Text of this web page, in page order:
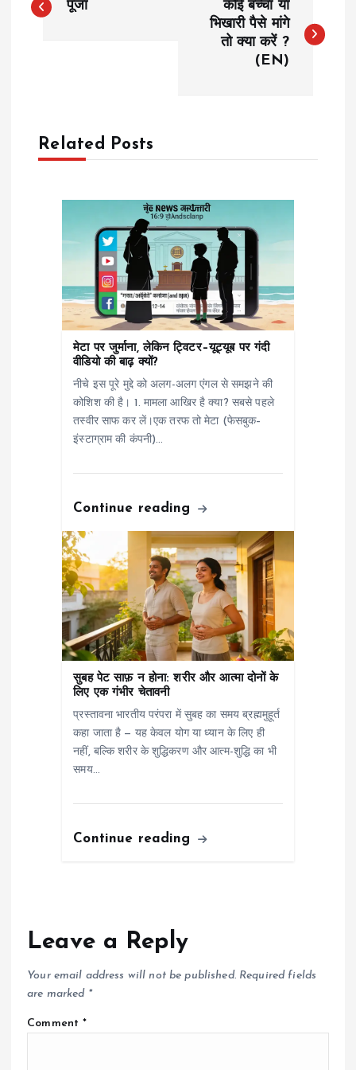
n
पूजा
कोई बच्चा या
भिखारी पैसे मांगे
तो क्या करें ?
(EN)
Related Posts
मेटा पर जुर्माना, लेकिन ट्विटर–यूट्यूब पर गंदी
वीडियो की बाढ़ क्यों?
नीचे इस पूरे मुद्दे को अलग-अलग एंगल से समझने की
कोशिश की है। 1. मामला आखिर है क्या? सबसे पहले
तस्वीर साफ कर लें।एक तरफ तो मेटा (फेसबुक–
इंस्टाग्राम की कंपनी)…
Continue reading
सुबह पेट साफ़ न होना: शरीर और आत्मा दोनों के
लिए एक गंभीर चेतावनी
प्रस्तावना भारतीय परंपरा में सुबह का समय ब्रह्ममुहूर्त
कहा जाता है — यह केवल योग या ध्यान के लिए ही
नहीं, बल्कि शरीर के शुद्धिकरण और आत्म-शुद्धि का भी
समय…
Continue reading
Leave a Reply
Your email address will not be published. Required fields
are marked *
Comment*